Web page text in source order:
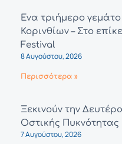
Ένα τριήμερο
Κορινθίων – Στο
Festival
8 Αυγούστου, 2026
Περισσότερα »
Ξεκινούν την
Οστικής Πυκνότητας
7 Αυγούστου, 2026